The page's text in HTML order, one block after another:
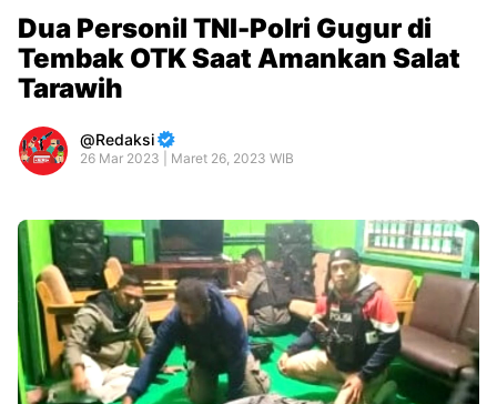
Dua Personil TNI-Polri Gugur di
Tembak OTK Saat Amankan Salat
Tarawih
Redaksi
26 Mar 2023 | Maret 26, 2023 WIB